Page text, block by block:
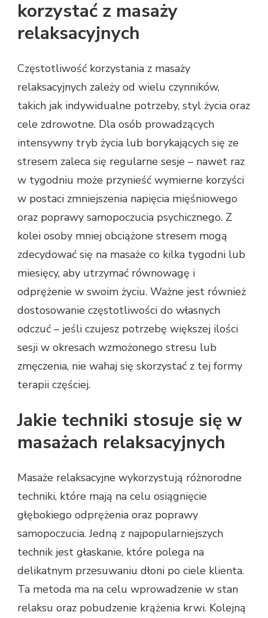
korzystać z masaży
relaksacyjnych
Częstotliwość korzystania z masaży
relaksacyjnych zależy od wielu czynników,
takich jak indywidualne potrzeby, styl życia oraz
cele zdrowotne. Dla osób prowadzących
intensywny tryb życia lub borykających się ze
stresem zaleca się regularne sesje – nawet raz
w tygodniu może przynieść wymierne korzyści
w postaci zmniejszenia napięcia mięśniowego
oraz poprawy samopoczucia psychicznego. Z
kolei osoby mniej obciążone stresem mogą
zdecydować się na masaże co kilka tygodni lub
miesięcy, aby utrzymać równowagę i
odprężenie w swoim życiu. Ważne jest również
dostosowanie częstotliwości do własnych
odczuć – jeśli czujesz potrzebę większej ilości
sesji w okresach wzmożonego stresu lub
zmęczenia, nie wahaj się skorzystać z tej formy
terapii częściej.
Jakie techniki stosuje się w
masażach relaksacyjnych
Masaże relaksacyjne wykorzystują różnorodne
techniki, które mają na celu osiągnięcie
głębokiego odprężenia oraz poprawy
samopoczucia. Jedną z najpopularniejszych
technik jest głaskanie, które polega na
delikatnym przesuwaniu dłoni po ciele klienta.
Ta metoda ma na celu wprowadzenie w stan
relaksu oraz pobudzenie krążenia krwi. Kolejną